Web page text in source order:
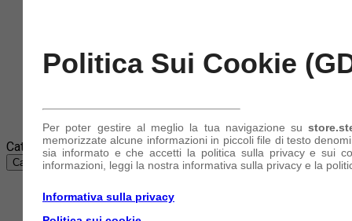
Azienda
Account
Categorie
Categorie
Abbigliamento e accessori
Politica Sui Cookie
Per poter gestire al meglio la tua navigazione su
memorizzate alcune informazioni in piccoli file di testo
sia informato e che accetti la politica sulla privacy e sui
informazioni, leggi la nostra informativa sulla privacy e la
Informativa sulla privacy